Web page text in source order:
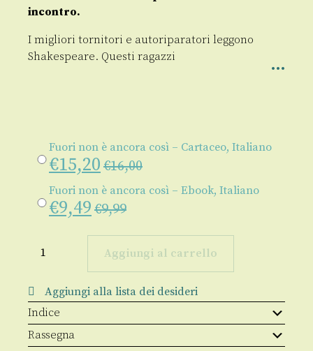
incontro.
I migliori tornitori e autoriparatori leggono
Shakespeare. Questi ragazzi
Fuori non è ancora così – Cartaceo, Italiano
€15,20 €16,00
Fuori non è ancora così – Ebook, Italiano
€9,49 €9,99
non
così
quantità
Aggiungi al carrello
Aggiungi alla lista dei desideri
Indice
Rassegna